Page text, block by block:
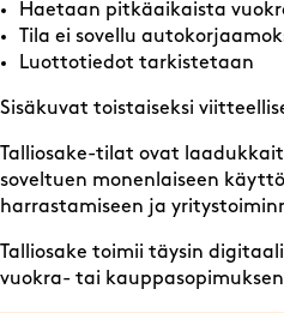
Haetaan pitkäaikaista
Tila ei sovellu
Luottotiedot tarkistetaan
Sisäkuvat toistaiseksi
Talliosake-tilat ovat
soveltuen monenlaiseen
harrastamiseen ja
Talliosake toimii täysin
vuokra- tai